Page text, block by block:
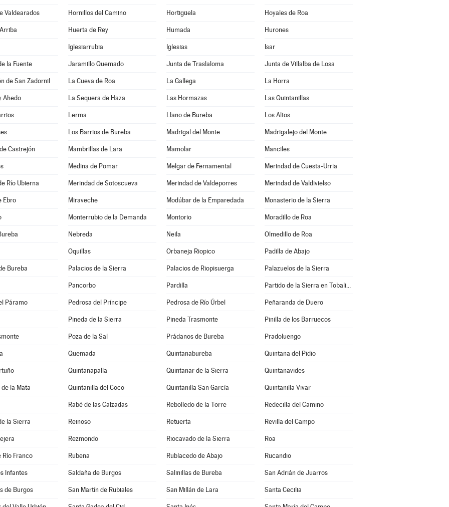
Valdearados Hornillos del Camino Hortigüela Hoyales de Roa
Huerta de Rey Humada Hurones
Iglesiarrubia Iglesias Isar
la Fuente Jaramillo Quemado Junta de Traslaloma Junta de Villalba de Losa
de San Zadornil La Cueva de Roa La Gallega La Horra
Ahedo La Sequera de Haza Las Hormazas Las Quintanillas
Lerma Llano de Bureba Los Altos
Los Barrios de Bureba Madrigal del Monte Madrigalejo del Monte
Castrejón Mambrillas de Lara Mamolar Manciles
Medina de Pomar Melgar de Fernamental Merindad de Cuesta-Urria
Río Ubierna Merindad de Sotoscueva Merindad de Valdeporres Merindad de Valdivielso
Ebro Miraveche Modúbar de la Emparedada Monasterio de la Sierra
Monterrubio de la Demanda Montorio Moradillo de Roa
Nebreda Neila Olmedillo de Roa
Oquillas Orbaneja Riopico Padilla de Abajo
Bureba Palacios de la Sierra Palacios de Riopisuerga Palazuelos de la Sierra
Pancorbo Pardilla Partido de la Sierra en Tobalina
Páramo Pedrosa del Príncipe Pedrosa de Río Úrbel Peñaranda de Duero
Pineda de la Sierra Pineda Trasmonte Pinilla de los Barruecos
Poza de la Sal Prádanos de Bureba Pradoluengo
Quemada Quintanabureba Quintana del Pidio
Quintanapalla Quintanar de la Sierra Quintanavides
la Mata Quintanilla del Coco Quintanilla San García Quintanilla Vivar
Rabé de las Calzadas Rebolledo de la Torre Redecilla del Camino
la Sierra Reinoso Retuerta Revilla del Campo
Rezmondo Riocavado de la Sierra Roa
Río Franco Rubena Rublacedo de Abajo Rucandio
Infantes Saldaña de Burgos Salinillas de Bureba San Adrián de Juarros
de Burgos San Martín de Rubiales San Millán de Lara Santa Cecilia